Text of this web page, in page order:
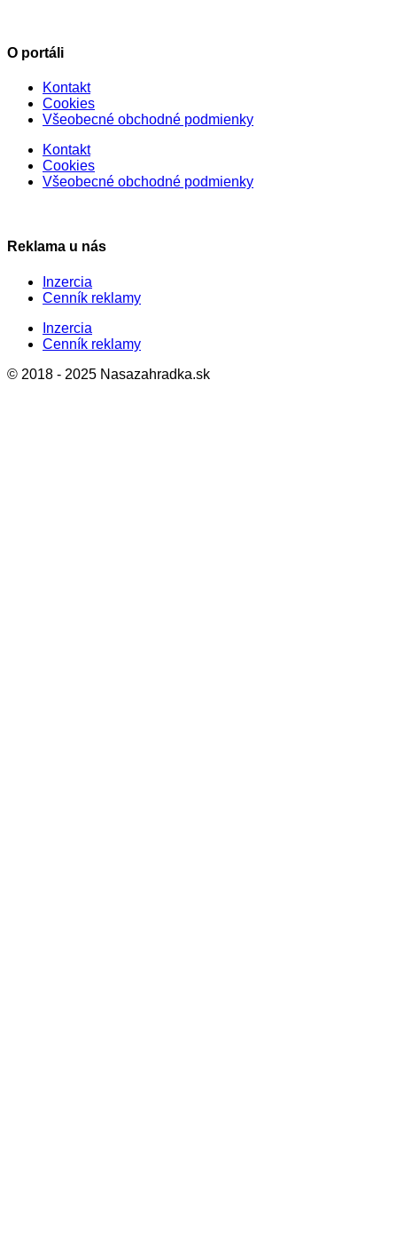
O portáli
Kontakt
Cookies
Všeobecné obchodné podmienky
Kontakt
Cookies
Všeobecné obchodné podmienky
Reklama u nás
Inzercia
Cenník reklamy
Inzercia
Cenník reklamy
© 2018 - 2025 Nasazahradka.sk